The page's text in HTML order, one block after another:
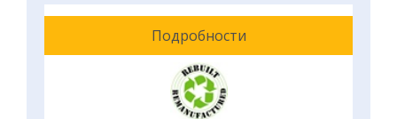
Подробности